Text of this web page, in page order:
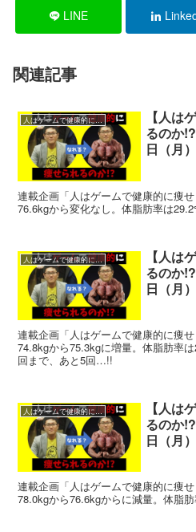
LINE
関連記事
人はゲームで健康的に痩せられるのか!?
【人は
るのか
日（月
連載企画「人はゲームで健康的に痩
76.6kgから変化なし。体脂肪率は
人はゲームで健康的に痩せられるのか!?
【人は
るのか
日（月
連載企画「人はゲームで健康的に痩
74.8kgから75.3kgに増量。体脂肪率
回まで、あと5回…!!
人はゲームで健康的に痩せられるのか!?
【人は
るのか
日（月
連載企画「人はゲームで健康的に痩
78.0kgから76.6kgからに減量。体脂肪